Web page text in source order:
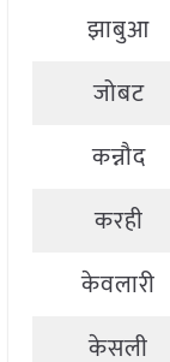
झाबुआ
जोबट
कन्नौद
करही
केवलारी
केसली